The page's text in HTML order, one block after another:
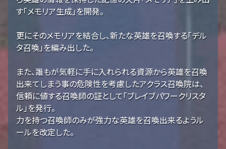
す「メモリア生成」を開発。
更にそのメモリアを結合し、新たな英雄を召喚する「デル
タ召喚」を編み出した。
また、誰もが気軽に手に入れられる資源から英雄を召喚
出来てしまう事の危険性を考慮したアクラス召喚院は、
信頼に値する召喚師の証として「ブレイブパワークリスタ
ル」を発行。
力を持つ召喚師のみが強力な英雄を召喚出来るようル
ールを改定した。